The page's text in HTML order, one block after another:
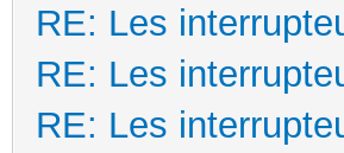
RE: Les
RE: Les
RE: Les